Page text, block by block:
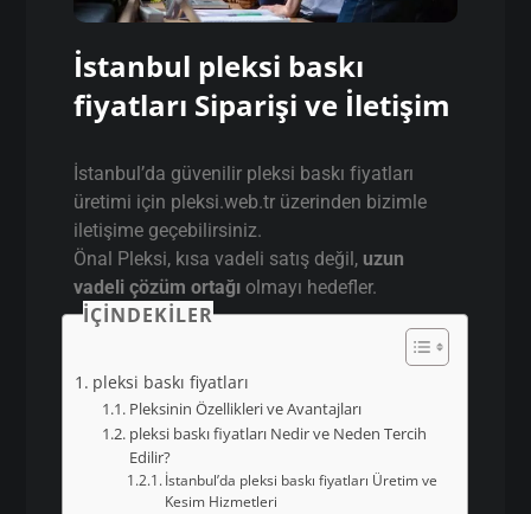
İstanbul pleksi baskı
fiyatları Siparişi ve İletişim
İstanbul’da güvenilir pleksi baskı fiyatları
üretimi için pleksi.web.tr üzerinden bizimle
iletişime geçebilirsiniz.
Önal Pleksi, kısa vadeli satış değil, uzun
vadeli çözüm ortağı olmayı hedefler.
İÇINDEKILER
pleksi baskı fiyatları
Pleksinin Özellikleri ve Avantajları
pleksi baskı fiyatları Nedir ve Neden Tercih
Edilir?
İstanbul’da pleksi baskı fiyatları Üretim ve
Kesim Hizmetleri